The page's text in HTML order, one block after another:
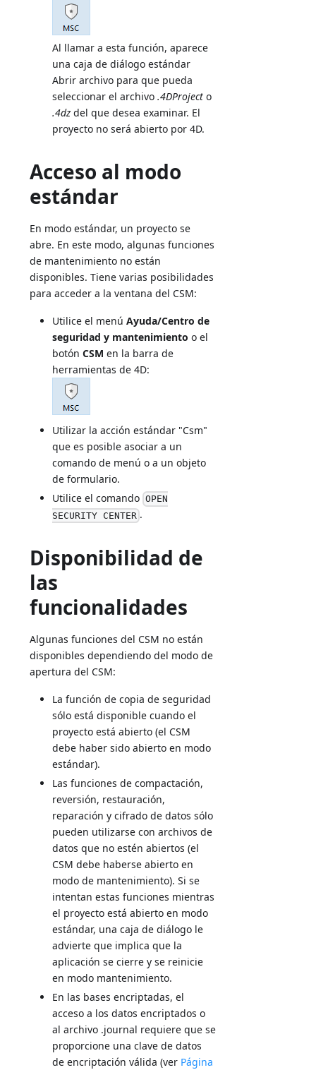
Al llamar a esta función, aparece
una caja de diálogo estándar
Abrir archivo para que pueda
seleccionar el archivo.4DProject o
.4dz del que desea examinar. El
proyecto no será abierto por 4D.
Acceso al modo
estándar
En modo estándar, un proyecto se
abre. En este modo, algunas funciones
de mantenimiento no están
disponibles. Tiene varias posibilidades
para acceder a la ventana del CSM:
Utilice el menúAyuda/Centro de
seguridad y mantenimiento o el
botónCSM en la barra de
herramientas de 4D:
Utilizar la acción estándar "Csm"
que es posible asociar a un
comando de menú o a un objeto
de formulario.
Utilice el comando OPEN
SECURITY CENTER .
Disponibilidad de
las
funcionalidades
Algunas funciones del CSM no están
disponibles dependiendo del modo de
apertura del CSM:
La función de copia de seguridad
sólo está disponible cuando el
proyecto está abierto (el CSM
debe haber sido abierto en modo
estándar).
Las funciones de compactación,
reversión, restauración,
reparación y cifrado de datos sólo
pueden utilizarse con archivos de
datos que no estén abiertos (el
CSM debe haberse abierto en
modo de mantenimiento). Si se
intentan estas funciones mientras
el proyecto está abierto en modo
estándar, una caja de diálogo le
advierte que implica que la
aplicación se cierre y se reinicie
en modo mantenimiento.
En las bases encriptadas, el
acceso a los datos encriptados o
al archivo .journal requiere que se
proporcione una clave de datos
de encriptación válida (ver Página